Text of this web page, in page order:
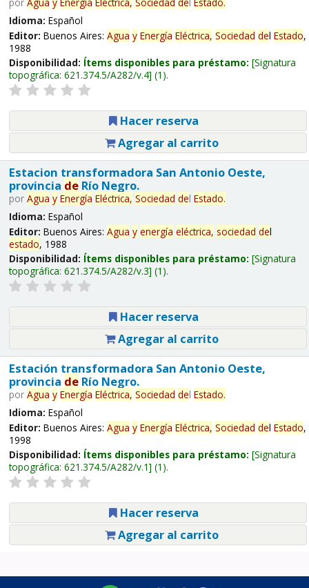
Idioma: Español
Editor: Buenos Aires: Agua y Energía Eléctrica, Sociedad del Estado,
1988
Disponibilidad: Ítems disponibles para préstamo: Signatura
topográfica: 621.374.5/A282/v.4 (1).
Hacer reserva
Agregar al carrito
Estacion transformadora San Antonio Oeste,
provincia deRío Negro.
por Agua y Energía Eléctrica, Sociedad del Estado.
Idioma: Español
Editor: Buenos Aires: Agua y energía eléctrica, sociedad del
estado, 1988
Disponibilidad: Ítems disponibles para préstamo: Signatura
topográfica: 621.374.5/A282/v.3 (1).
Hacer reserva
Agregar al carrito
Estación transformadora San Antonio Oeste,
provincia deRío Negro.
por Agua y Energía Eléctrica, Sociedad del Estado.
Idioma: Español
Editor: Buenos Aires: Agua y Energía Eléctrica, Sociedad del Estado,
1998
Disponibilidad: Ítems disponibles para préstamo: Signatura
topográfica: 621.374.5/A282/v.1 (1).
Hacer reserva
Agregar al carrito